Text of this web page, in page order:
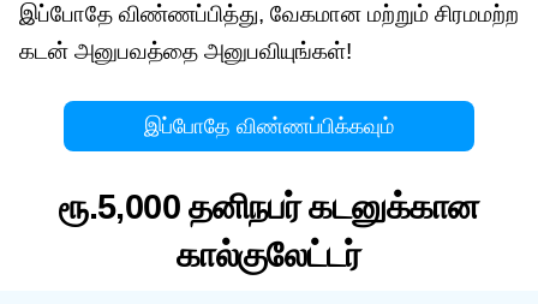
இப்போதே விண்ணப்பித்து, வேகமான மற்றும் சிரமமற்ற
கடன் அனுபவத்தை அனுபவியுங்கள்!
இப்போதே விண்ணப்பிக்கவும்
ரூ.5,000 தனிநபர் கடனுக்கான
கால்குலேட்டர்